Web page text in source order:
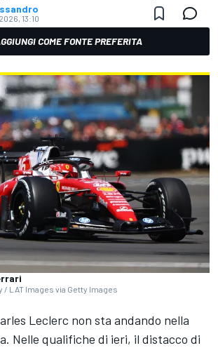
13:10
COME FONTE PREFERITA
/ LAT Images via Getty Images
Leclerc non sta andando nella
Nelle qualifiche di ieri, il distacco di